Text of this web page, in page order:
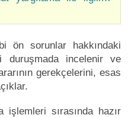
ön sorunlar hakkındaki
duruşmada incelenir ve
gerekçelerini, esas
sırasında hazır